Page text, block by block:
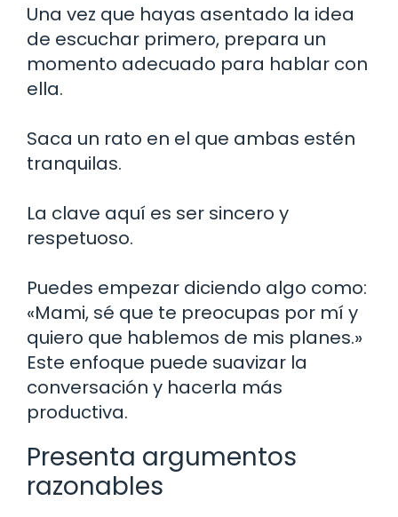
Una vez que hayas asentado la idea
de escuchar primero, prepara un
momento adecuado para hablar con
ella.
Saca un rato en el que ambas estén
tranquilas.
La clave aquí es ser sincero y
respetuoso.
Puedes empezar diciendo algo como:
«Mami, sé que te preocupas por mí y
quiero que hablemos de mis planes.»
Este enfoque puede suavizar la
conversación y hacerla más
productiva.
Presenta argumentos
razonables